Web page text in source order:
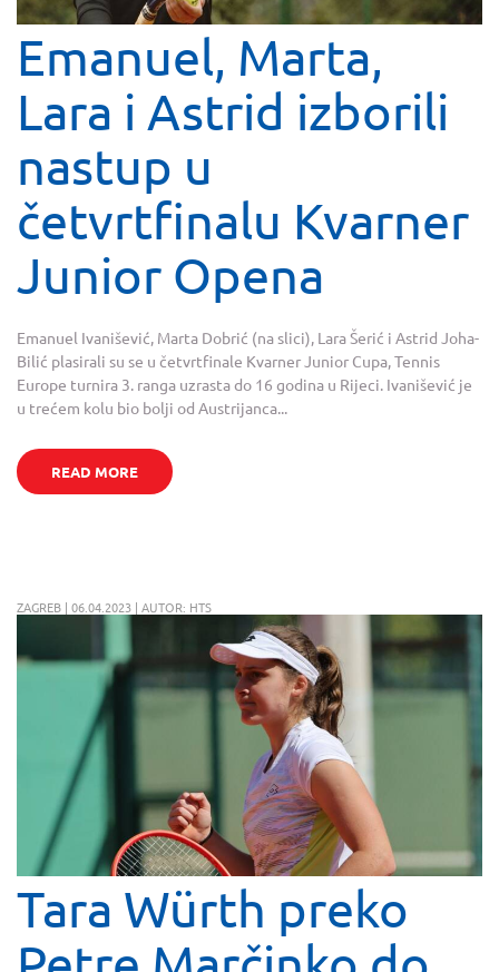
Emanuel, Marta,
Lara i Astrid izborili
nastup u
četvrtfinalu Kvarner
Junior Opena
Emanuel Ivanišević, Marta Dobrić (na slici), Lara Šerić i Astrid Joha-
Bilić plasirali su se u četvrtfinale Kvarner Junior Cupa, Tennis
Europe turnira 3. ranga uzrasta do 16 godina u Rijeci. Ivanišević je
u trećem kolu bio bolji od Austrijanca...
READ MORE
ZAGREB | 06.04.2023 | AUTOR: HTS
Tara Würth preko